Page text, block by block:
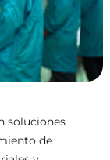
soluciones
de